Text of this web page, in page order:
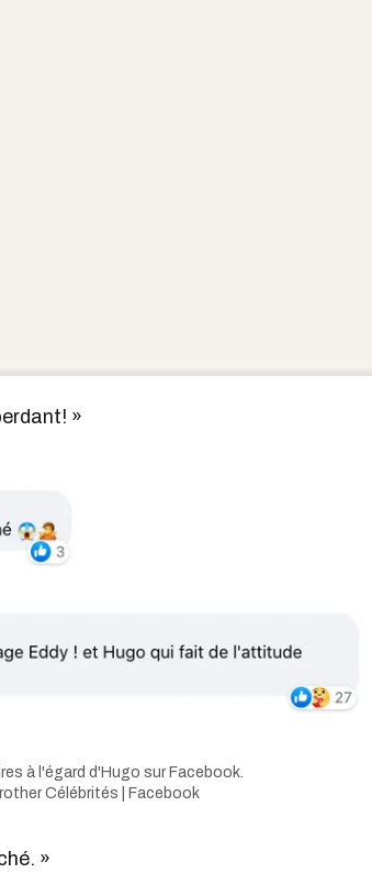
»
à l'égard d'Hugo sur Facebook.
Célébrités | Facebook
»